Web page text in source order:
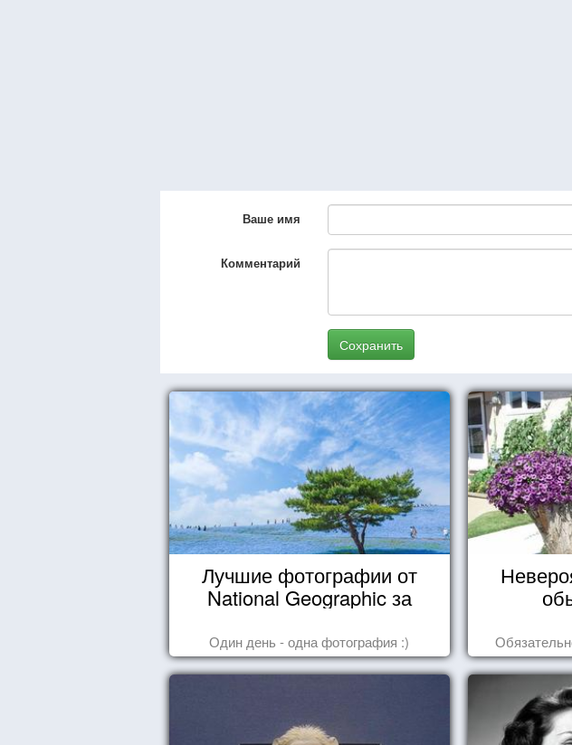
Ваше имя
Комментарий
Сохранить
Лучшие фотографии от
National Geographic за
Один день - одна фотография :)